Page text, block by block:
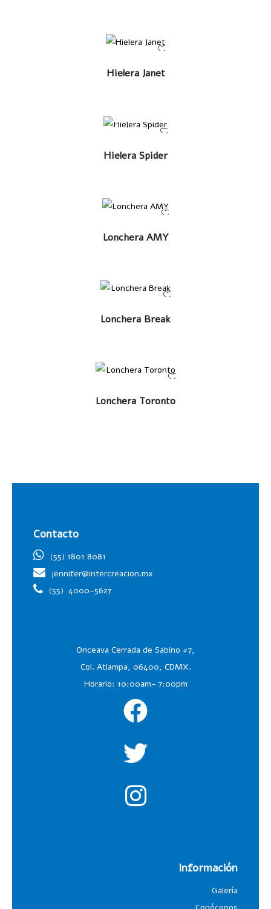
LEER MÁS
Hielera Janet
LEER MÁS
Hielera Spider
LEER MÁS
Lonchera AMY
LEER MÁS
Lonchera Break
LEER MÁS
Lonchera Toronto
Contacto
(55) 1801 8081
jennifer@intercreacion.mx
(55) 4000-5627
Onceava Cerrada de Sabino #7,
Col. Atlampa, 06400, CDMX.
Horario: 10:00am- 7:00pm
Información
Galería